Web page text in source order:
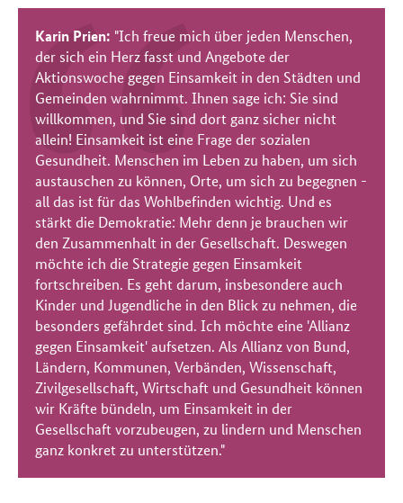
Karin Prien: "Ich freue mich über jeden Menschen,
der sich ein Herz fasst und Angebote der
Aktionswoche gegen Einsamkeit in den Städten und
Gemeinden wahrnimmt. Ihnen sage ich: Sie sind
willkommen, und Sie sind dort ganz sicher nicht
allein! Einsamkeit ist eine Frage der sozialen
Gesundheit. Menschen im Leben zu haben, um sich
austauschen zu können, Orte, um sich zu begegnen -
all das ist für das Wohlbefinden wichtig. Und es
stärkt die Demokratie: Mehr denn je brauchen wir
den Zusammenhalt in der Gesellschaft. Deswegen
möchte ich die Strategie gegen Einsamkeit
fortschreiben. Es geht darum, insbesondere auch
Kinder und Jugendliche in den Blick zu nehmen, die
besonders gefährdet sind. Ich möchte eine 'Allianz
gegen Einsamkeit' aufsetzen. Als Allianz von Bund,
Ländern, Kommunen, Verbänden, Wissenschaft,
Zivilgesellschaft, Wirtschaft und Gesundheit können
wir Kräfte bündeln, um Einsamkeit in der
Gesellschaft vorzubeugen, zu lindern und Menschen
ganz konkret zu unterstützen."